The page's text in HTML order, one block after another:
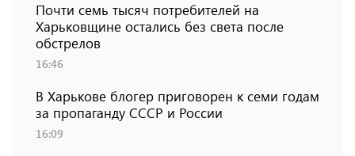
Почти семь тысяч потребителей на
Харьковщине остались без света после
обстрелов
16:46
В Харькове блогер приговорен к семи годам
за пропаганду СССР и России
16:09